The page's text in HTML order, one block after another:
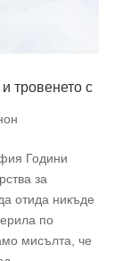
тровенето с
Години
за
отида никъде
по
мисълта, че